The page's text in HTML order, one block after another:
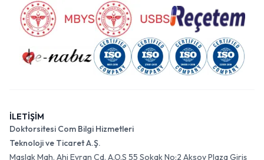
İLETİŞİM
Doktorsitesi Com Bilgi Hizmetleri
Teknoloji ve Ticaret A.Ş.
Maslak Mah. Ahi Evran Cd. A.O.S 55 Sokak No:2 Aksoy Plaza Giriş